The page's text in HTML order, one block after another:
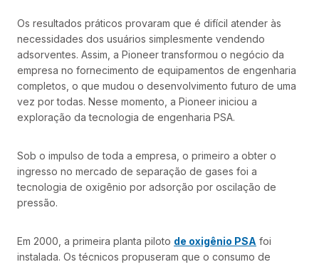
Os resultados práticos provaram que é difícil atender às
necessidades dos usuários simplesmente vendendo
adsorventes. Assim, a Pioneer transformou o negócio da
empresa no fornecimento de equipamentos de engenharia
completos, o que mudou o desenvolvimento futuro de uma
vez por todas. Nesse momento, a Pioneer iniciou a
exploração da tecnologia de engenharia PSA.
Sob o impulso de toda a empresa, o primeiro a obter o
ingresso no mercado de separação de gases foi a
tecnologia de oxigênio por adsorção por oscilação de
pressão.
Em 2000, a primeira planta piloto de oxigênio PSA foi
instalada. Os técnicos propuseram que o consumo de